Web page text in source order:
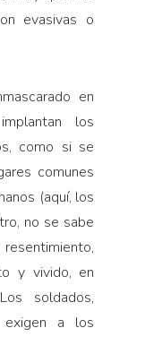
evasivas o
en
los
como si se
comunes
(aquí, los
no se sabe
y vivido, en
soldados,
exigen a los